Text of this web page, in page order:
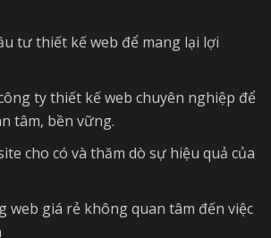
tư thiết kế web để mang lại lợi
ty thiết kế web chuyên nghiệp để
tâm, bền vững.
cho có và thăm dò sự hiệu quả của
web giá rẻ không quan tâm đến việc